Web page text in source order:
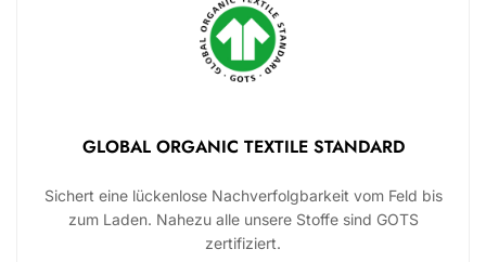
GLOBAL ORGANIC TEXTILE STANDARD
Sichert eine lückenlose Nachverfolgbarkeit vom Feld bis
zum Laden. Nahezu alle unsere Stoffe sind GOTS
zertifiziert.